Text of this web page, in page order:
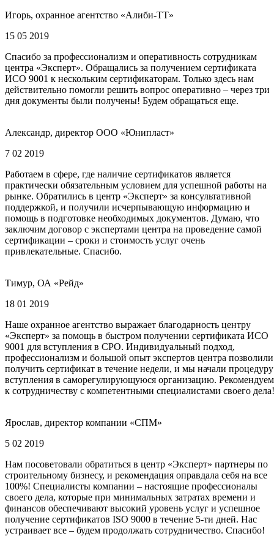
Игорь, охранное агентство «Алиби-ТТ»
15 05 2019
Спасибо за профессионализм и оперативность сотрудникам
центра «Эксперт». Обращались за получением сертификата
ИСО 9001 к нескольким сертификаторам. Только здесь нам
действительно помогли решить вопрос оперативно – через три
дня документы были получены! Будем обращаться еще.
Александр, директор ООО «Юнипласт»
7 02 2019
Работаем в сфере, где наличие сертификатов является
практически обязательным условием для успешной работы на
рынке. Обратились в центр «Эксперт» за консультативной
поддержкой, и получили исчерпывающую информацию и
помощь в подготовке необходимых документов. Думаю, что
заключим договор с экспертами центра на проведение самой
сертификации – сроки и стоимость услуг очень
привлекательные. Спасибо.
Тимур, ОА «Рейд»
18 01 2019
Наше охранное агентство выражает благодарность центру
«Эксперт» за помощь в быстром получении сертификата ИСО
9001 для вступления в СРО. Индивидуальный подход,
профессионализм и большой опыт экспертов центра позволили
получить сертификат в течение недели, и мы начали процедуру
вступления в саморегулирующуюся организацию. Рекомендуем
к сотрудничеству с компетентными специалистами своего дела!
Ярослав, директор компании «СПМ»
5 02 2019
Нам посоветовали обратиться в центр «Эксперт» партнеры по
строительному бизнесу, и рекомендация оправдала себя на все
100%! Специалисты компании – настоящие профессионалы
своего дела, которые при минимальных затратах времени и
финансов обеспечивают высокий уровень услуг и успешное
получение сертификатов ISO 9000 в течение 5-ти дней. Нас
устраивает все – будем продолжать сотрудничество. Спасибо!